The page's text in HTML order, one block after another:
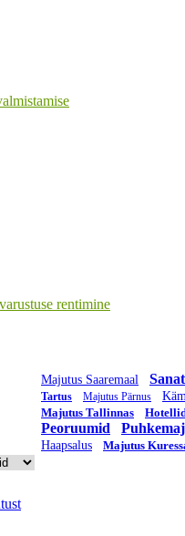
rentimine
Majutus Saaremaal
Tartus Majutus Pärnus
Majutus Tallinnas
Peoruumid
Haapsalus Majutus